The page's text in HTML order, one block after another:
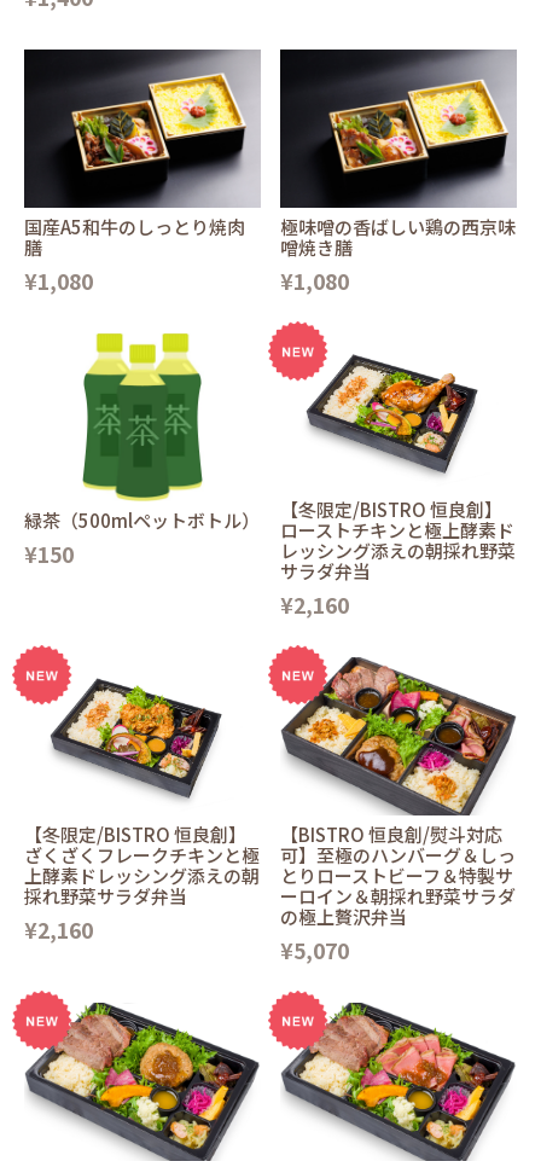
国産A5和牛のしっとり焼肉
膳
¥1,080
極味噌の香ばしい鶏の西京味
噌焼き膳
¥1,080
緑茶（500mlペットボトル）
¥150
【冬限定/BISTRO 恒良創】
ローストチキンと極上酵素ド
レッシング添えの朝採れ野菜
サラダ弁当
¥2,160
【冬限定/BISTRO 恒良創】
ざくざくフレークチキンと極
上酵素ドレッシング添えの朝
採れ野菜サラダ弁当
¥2,160
【BISTRO 恒良創/熨斗対応
可】至極のハンバーグ＆しっ
とりローストビーフ＆特製サ
ーロイン＆朝採れ野菜サラダ
の極上贅沢弁当
¥5,070